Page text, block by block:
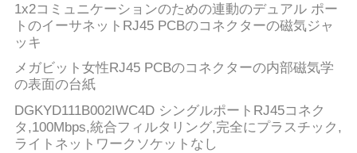
1x2コミュニケーションのための連動のデュアル ポー
トのイーサネットRJ45 PCBのコネクターの磁気ジャ
ッキ
メガビット女性RJ45 PCBのコネクターの内部磁気学
の表面の台紙
DGKYD111B002IWC4D シングルポートRJ45コネク
タ,100Mbps,統合フィルタリング,完全にプラスチック,
ライトネットワークソケットなし